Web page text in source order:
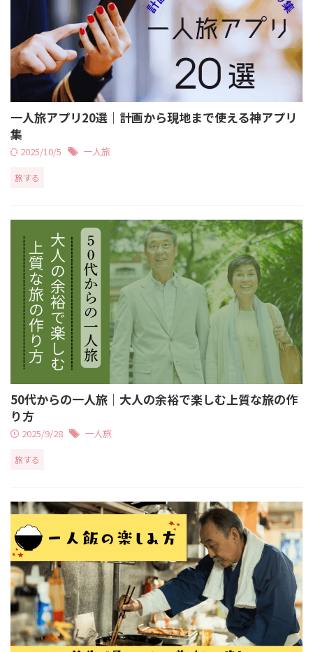
一人旅アプリ20選｜計画から現地まで使える神アプリ
集
2025/10/5 一人旅
旅する
50代からの一人旅｜大人の余裕で楽しむ上質な旅の作
り方
2025/9/28 一人旅
旅する